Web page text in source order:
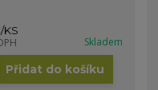
/KS
Skladem
Přidat do košíku